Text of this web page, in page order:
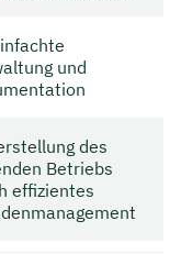
und
des
Betriebs
effizientes